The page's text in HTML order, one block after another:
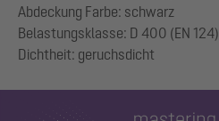
Abdeckung Farbe: schwarz
Belastungsklasse: D 400 (EN 124)